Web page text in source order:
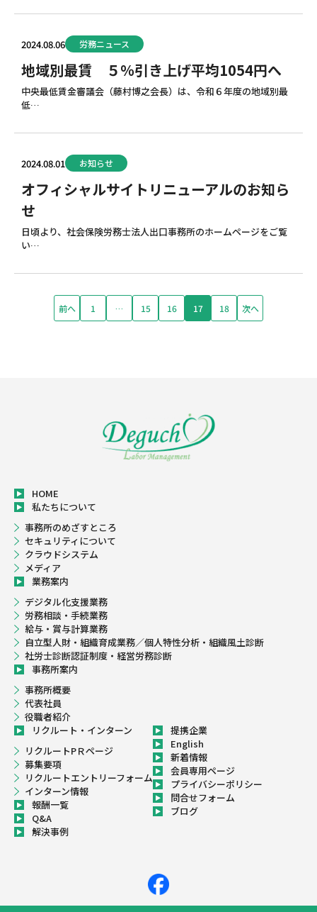
2024.08.06 労務ニュース
地域別最賃 ５％引き上げ平均1054円へ
中央最低賃金審議会（藤村博之会長）は、令和６年度の地域別最
低…
2024.08.01 お知らせ
オフィシャルサイトリニューアルのお知ら
せ
日頃より、社会保険労務士法人出口事務所のホームページをご覧
い…
前へ 1 … 15 16 17 18 次へ
HOME
私たちについて
事務所のめざすところ
セキュリティについて
クラウドシステム
メディア
業務案内
デジタル化支援業務
労務相談・手続業務
給与・賞与計算業務
自立型人財・組織育成業務／個人特性分析・組織風土診断
社労士診断認証制度・経営労務診断
事務所案内
事務所概要
代表社員
役職者紹介
リクルート・インターン
リクルートPＲページ
募集要項
リクルートエントリーフォーム
インターン情報
報酬一覧
Q&A
解決事例
提携企業
English
新着情報
会員専用ページ
プライバシーポリシー
問合せフォーム
ブログ